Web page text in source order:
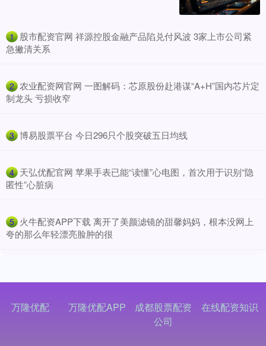
1 ​股市配资官网 祥源控股金融产品陷兑付风波 3家上市公司紧
急撇清关系
2 ​农业配资网官网 一图解码：芯原股份赴港谋“A+H”国内芯片定
制龙头 亏损收窄
3 ​博易股票平台 今日296只个股突破五日均线
4 ​天弘优配官网 苹果手表已能“读懂”心电图，首次用于识别“隐
匿性”心脏病
5 ​火牛配资APP下载 离开了美颜滤镜的甜馨妈妈，根本没网上
夸的那么年轻漂亮脸肿的很
万隆优配 万隆优配APP
成都股票配资
公司
在线配资知识